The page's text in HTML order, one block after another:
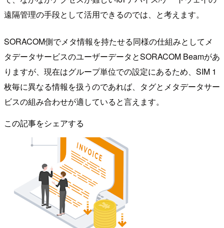
遠隔管理の手段として活用できるのでは、と考えます。
SORACOM側でメタ情報を持たせる同様の仕組みとしてメ
タデータサービスのユーザーデータとSORACOM Beamがあ
りますが、現在はグループ単位での設定にあるため、SIM 1
枚毎に異なる情報を扱うのであれば、タグとメタデータサー
ビスの組み合わせが適していると言えます。
この記事をシェアする